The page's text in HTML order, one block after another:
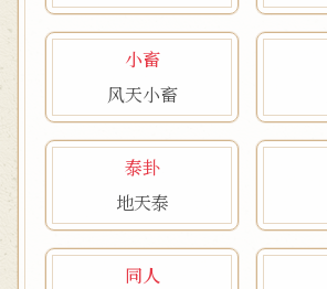
小畜
风天小畜
泰卦
地天泰
同人